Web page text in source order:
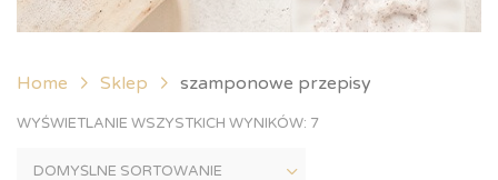
Home Sklep szamponowe przepisy
WYŚWIETLANIE WSZYSTKICH WYNIKÓW: 7